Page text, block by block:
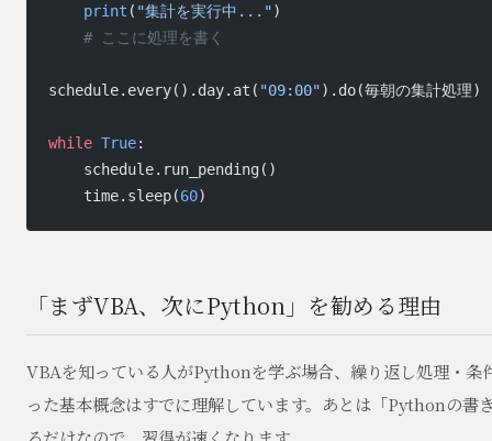
    print
( "集計を実行中...")
    # ここに処理を書く
schedule.every().day.at( "09:00").do(毎朝の集計処理)
while True:
    schedule.run_pending()
    time.sleep(
60)
「まずVBA、次にPython」を勧める理由
VBAを知っている人がPythonを学ぶ場合、繰り返し処理・条
った基本概念はすでに理解しています。あとは「Pythonの書